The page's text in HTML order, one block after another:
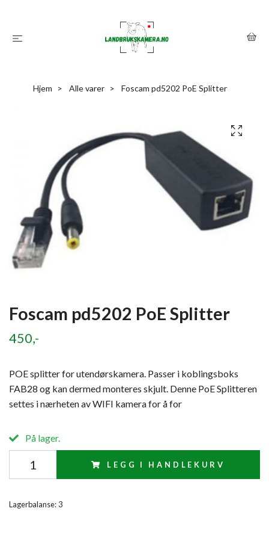
Hjem Alle varer Foscam pd5202 PoE Splitter
Foscam pd5202 PoE Splitter
450,-
POE splitter for utendørskamera. Passer i koblingsboks
FAB28 og kan dermed monteres skjult. Denne PoE Splitteren
settes i nærheten av WIFI kamera for å for
På lager.
LEGG I HANDLEKURV
Lagerbalanse: 3